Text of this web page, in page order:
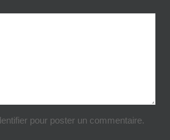
pour poster un commentaire.